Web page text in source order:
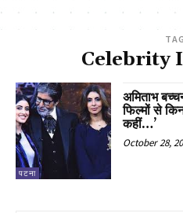
TAG
Celebrity
पटना
अमिताभ
फिल्मों से
कहीं…’
October 28,